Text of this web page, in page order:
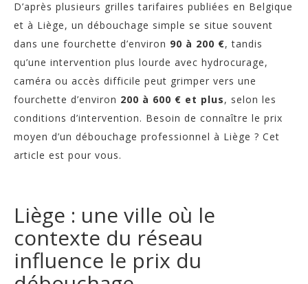
D’après plusieurs grilles tarifaires publiées en Belgique
et à Liège, un débouchage simple se situe souvent
dans une fourchette d’environ 90 à 200 €, tandis
qu’une intervention plus lourde avec hydrocurage,
caméra ou accès difficile peut grimper vers une
fourchette d’environ 200 à 600 € et plus, selon les
conditions d’intervention. Besoin de connaître le prix
moyen d’un débouchage professionnel à Liège ? Cet
article est pour vous.
Liège : une ville où le
contexte du réseau
influence le prix du